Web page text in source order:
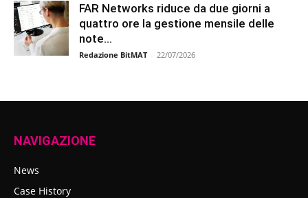
FAR Networks riduce da due giorni a
quattro ore la gestione mensile delle
note...
Redazione BitMAT - 22/07/2026
NAVIGAZIONE
News
Case History